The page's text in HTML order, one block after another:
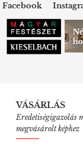
Facebook
VÁSÁRLÁS
Eredetiségigazolás
megvásárolt képhez